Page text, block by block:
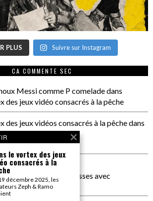
PLUS Suivre sur Instagram
CA COMMENTE SEC
Messi comme P comeladedans
des jeux vidéo consacrés à la pêche
des jeux vidéos consacrés à la pêchedans
Gnose
Vita et lutte des classes avec
le vortex des jeux
consacrés à la
décembre 2025, les
Zeph & Ramo